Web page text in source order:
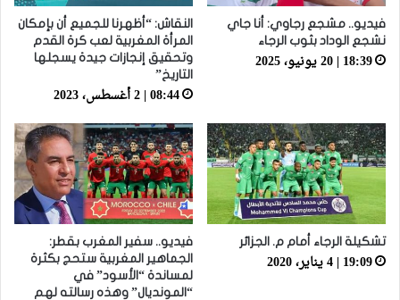
فيديو.. مشجع رجاوي: أنا جاي
نشجع الوداد بثوب الرجاء
18:39 | 20 يونيو، 2025
النقاش: “أظهرنا للجميع أن بإمكان
المرأة المغربية لعب كرة القدم
وتحقيق إنجازات جيدة يسجلها
التاريخ”
08:44 | 2 أغسطس، 2023
تشكيلة الرجاء أمام م. الجزائر
19:09 | 4 يناير، 2020
فيديو.. سفير المغرب بقطر:
الجماهير المغربية ستحج بكثرة
لمساندة “الأسود” في
“المونديال” وهذه رسالته لهم